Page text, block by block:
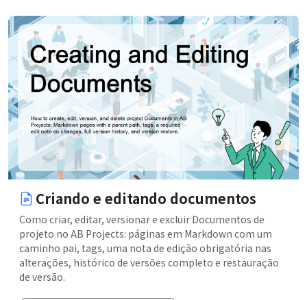
Criando e editando documentos
Como criar, editar, versionar e excluir Documentos de
projeto no AB Projects: páginas em Markdown com um
caminho pai, tags, uma nota de edição obrigatória nas
alterações, histórico de versões completo e restauração
de versão.